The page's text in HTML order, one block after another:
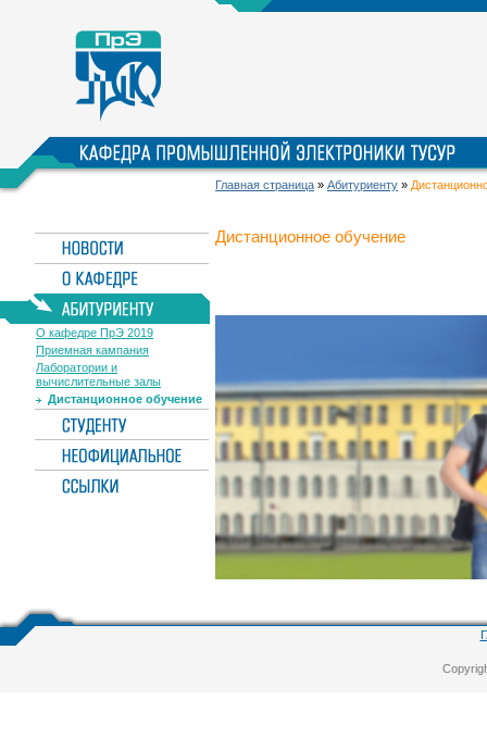
Главная страница » Абитуриенту »
О кафедре ПрЭ 2019
Приемная кампания
Лаборатории и
вычислительные залы
Дистанционное обучение
Дистанционное обучение